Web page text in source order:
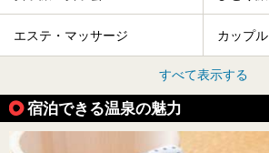
エステ・マッサージ カップル
すべて表示する
宿泊できる温泉の魅力